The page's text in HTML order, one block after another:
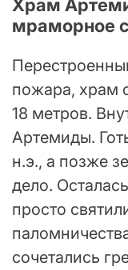
Храм
мраморное
пожара, храм
18 метров.
Артемиды.
н.э., а позже
дело.
просто
сочетались